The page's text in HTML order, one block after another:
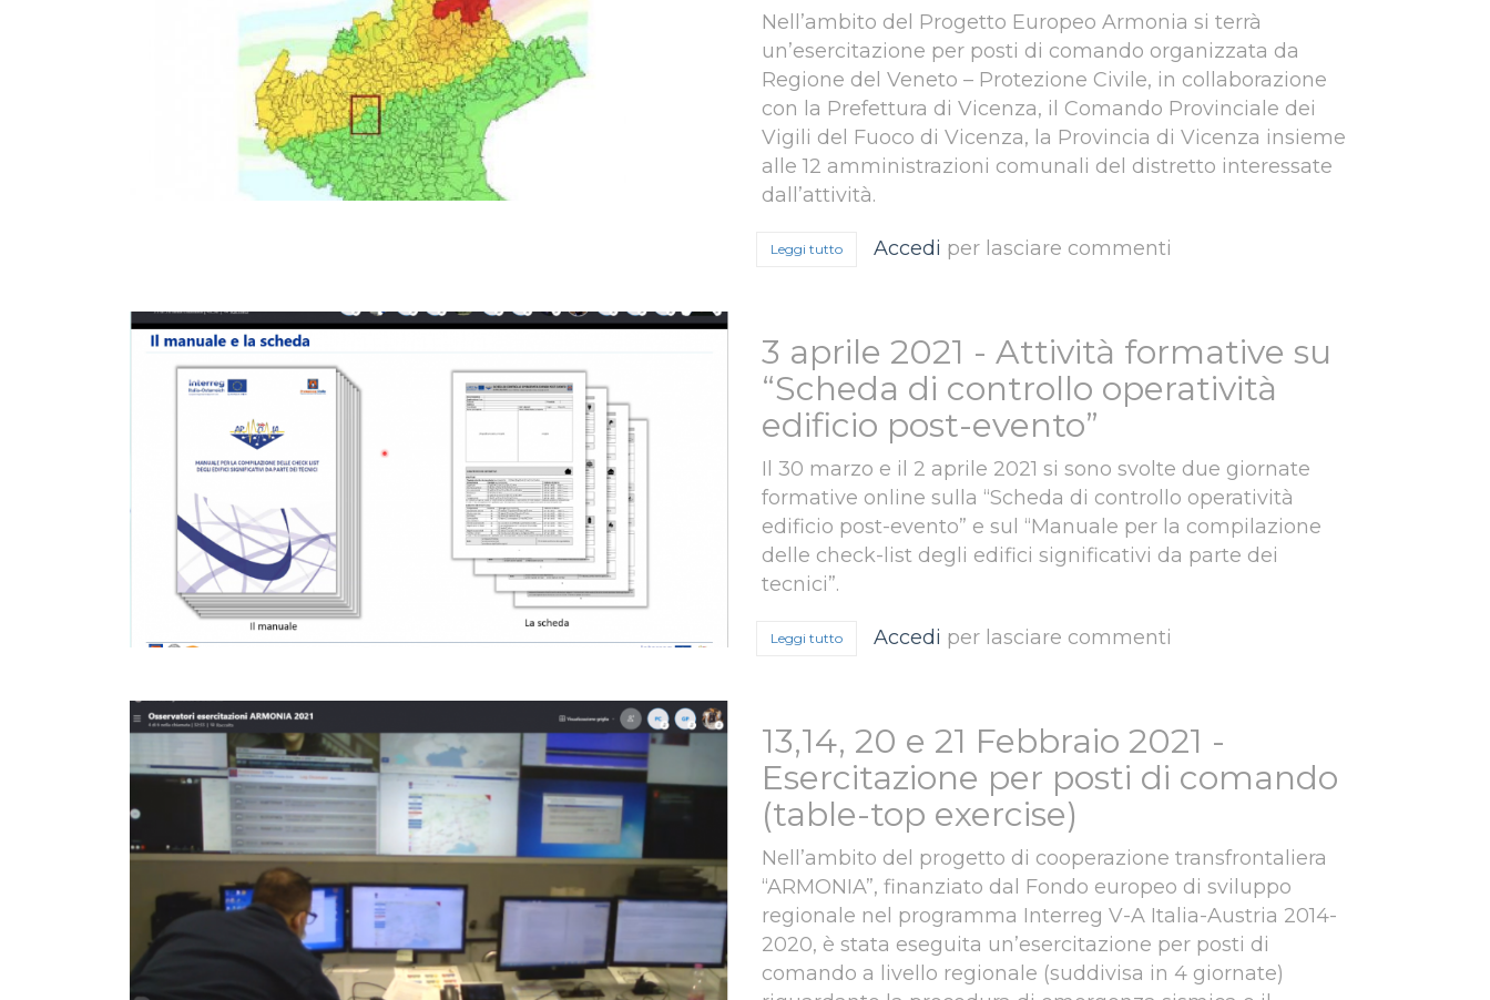
Nell’ambito del Progetto Europeo Armonia si terrà
un’esercitazione per posti di comando organizzata da
Regione del Veneto – Protezione Civile, in collaborazione
con la Prefettura di Vicenza, il Comando Provinciale dei
Vigili del Fuoco di Vicenza, la Provincia di Vicenza insieme
alle 12 amministrazioni comunali del distretto interessate
dall’attività.
Leggi tutto su 3 maggio 2021, SismAr-VI9 - Esercitazione Distretto Vicenza 9 Montecchio Maggiore
Accedi per lasciare commenti
3 aprile 2021 - Attività formative su
“Scheda di controllo operatività
edificio post-evento”
Il 30 marzo e il 2 aprile 2021 si sono svolte due giornate
formative online sulla “Scheda di controllo operatività
edificio post-evento” e sul “Manuale per la compilazione
delle check-list degli edifici significativi da parte dei
tecnici”.
Leggi tutto su 3 aprile 2021 - Attività formative su “Scheda di controllo operatività edificio post-evento”
Accedi per lasciare commenti
13,14, 20 e 21 Febbraio 2021 -
Esercitazione per posti di comando
(table-top exercise)
Nell’ambito del progetto di cooperazione transfrontaliera
“ARMONIA”, finanziato dal Fondo europeo di sviluppo
regionale nel programma Interreg V-A Italia-Austria 2014-
2020, è stata eseguita un’esercitazione per posti di
comando a livello regionale (suddivisa in 4 giornate)